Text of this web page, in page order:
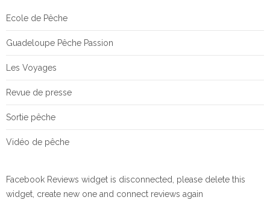
Ecole de Pêche
Guadeloupe Pêche Passion
Les Voyages
Revue de presse
Sortie pêche
Vidéo de pêche
Facebook Reviews widget is disconnected, please delete this
widget, create new one and connect reviews again